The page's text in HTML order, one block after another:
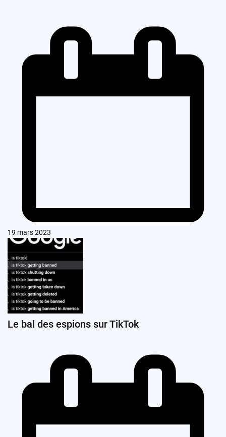
19 mars 2023
Le bal des espions sur TikTok